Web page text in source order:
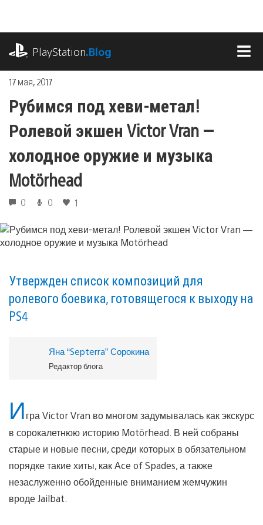
содержимому
PlayStation.Blog
17 мая, 2017
Рубимся под хеви-метал!
Ролевой экшен Victor Vran —
холодное оружие и музыка
Motörhead
0 0 1
Утвержден список композиций для
ролевого боевика, готовящегося к выходу на
PS4
Яна “Septerra” Сорокина
Редактор блога
Игра Victor Vran во многом задумывалась как экскурс
в сорокалетнюю историю Motörhead. В ней собраны
старые и новые песни, среди которых в обязательном
порядке такие хиты, как Ace of Spades, а также
незаслуженно обойденные вниманием жемчужин
вроде Jailbat.